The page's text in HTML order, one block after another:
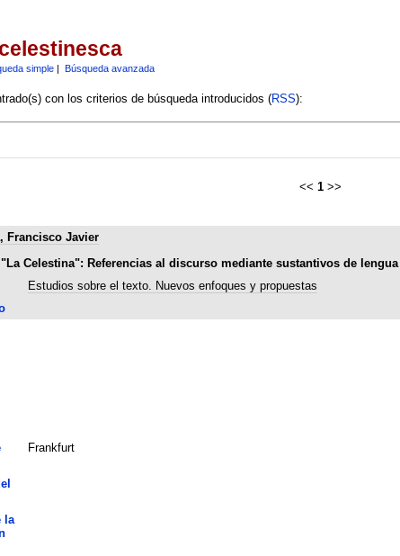
simple| Búsqueda avanzada
con los criterios de búsqueda introducidos (RSS):
<< 1 >>
Francisco Javier
Celestina": Referencias al discurso mediante sustantivos de lengua
Estudios sobre el texto. Nuevos enfoques y propuestas
Frankfurt
la